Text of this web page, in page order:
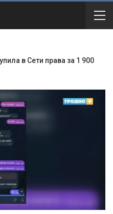
в Сети права за 1 900